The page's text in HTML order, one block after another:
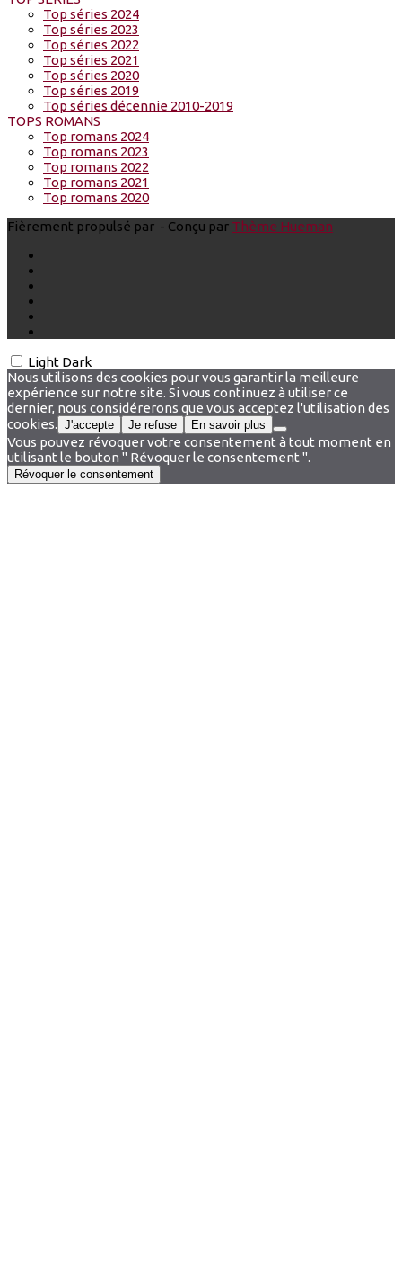
Top séries 2024
Top séries 2023
Top séries 2022
Top séries 2021
Top séries 2020
Top séries 2019
Top séries décennie 2010-2019
TOPS ROMANS
Top romans 2024
Top romans 2023
Top romans 2022
Top romans 2021
Top romans 2020
Fièrement propulsé par - Conçu par Thème Hueman
Light Dark
Nous utilisons des cookies pour vous garantir la meilleure
expérience sur notre site. Si vous continuez à utiliser ce
dernier, nous considérerons que vous acceptez l'utilisation des
cookies. J'accepte Je refuse En savoir plus
Vous pouvez révoquer votre consentement à tout moment en
utilisant le bouton " Révoquer le consentement ".
Révoquer le consentement